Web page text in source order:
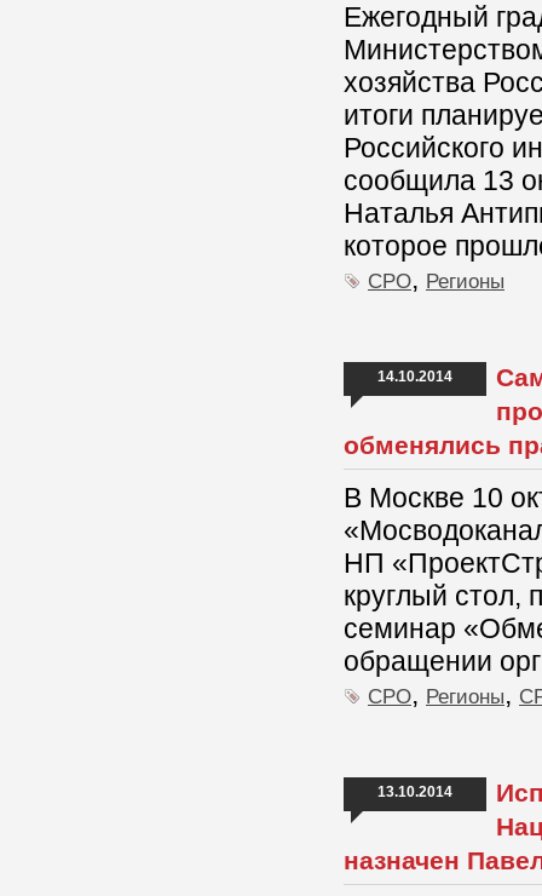
Ежегодный
хозяйства
итоги
Российского
сообщила 13
Наталья
которое
СРО, Регионы
14.10.2014
обменялись
В Москве 10
НП
круглый
семинар
обращении
СРО, Регионы,
13.10.2014
назначен